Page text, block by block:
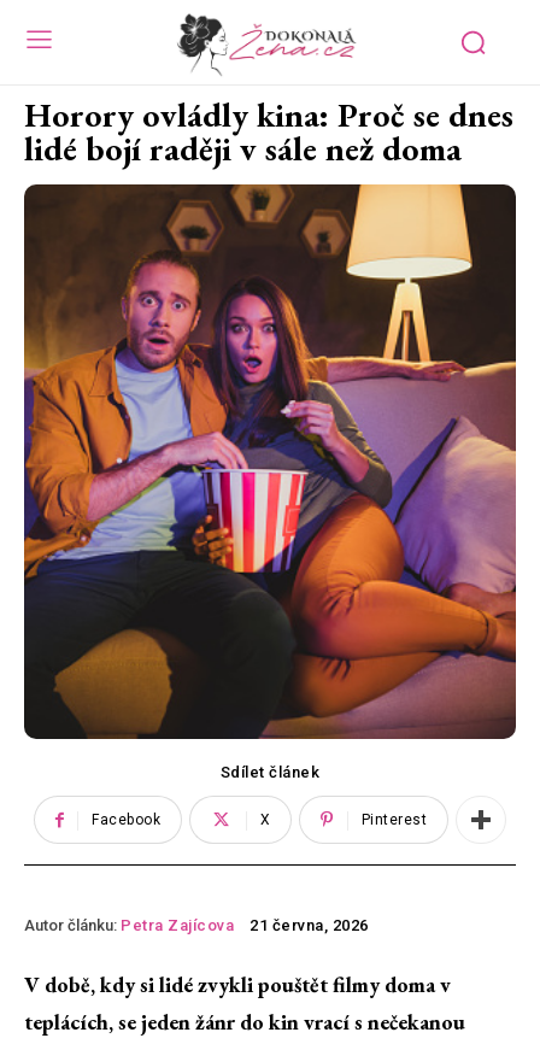
Horory ovládly kina: Proč se dnes
lidé bojí raději v sále než doma
Sdílet článek
Facebook X Pinterest
Autor článku: Petra Zajícova 21 června, 2026
V době, kdy si lidé zvykli pouštět filmy doma v
teplácích, se jeden žánr do kin vrací s nečekanou